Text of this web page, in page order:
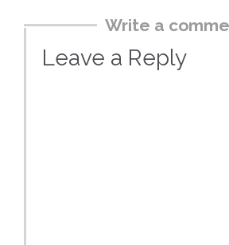
Write a
Leave a Reply